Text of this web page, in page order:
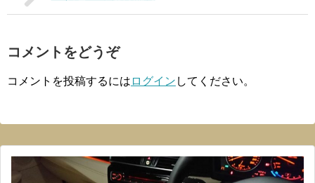
コメントをどうぞ
コメントを投稿するには ログイン してください。